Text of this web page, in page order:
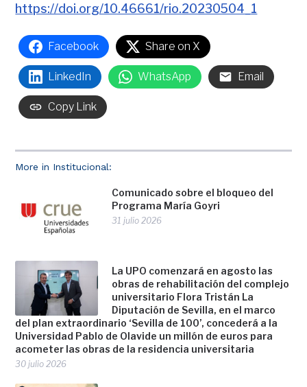
More in Institucional:
Comunicado sobre el bloqueo del
Programa María Goyri
31 julio 2026
La UPO comenzará en agosto las
obras de rehabilitación del complejo
universitario Flora Tristán La
Diputación de Sevilla, en el marco
del plan extraordinario ‘Sevilla de 100’, concederá a la
Universidad Pablo de Olavide un millón de euros para
acometer las obras de la residencia universitaria
30 julio 2026
https://doi.org/10.46661/rio.20230504_1
Facebook Share on X
LinkedIn WhatsApp Email
Copy Link